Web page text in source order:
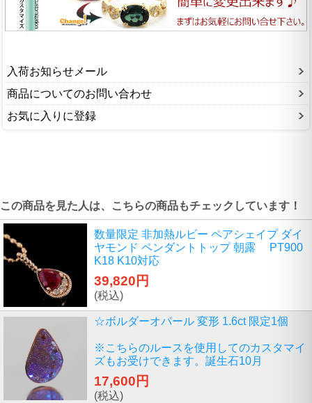
入荷お知らせメール
商品についてのお問い合わせ
お気に入りに登録
この商品を見た人は、こちらの商品もチェックしています！
数量限定 非加熱ルビー ペアシェイプ ダイ
ヤモンド ペンダントトップ 朝露 PT900
K18 K10対応
39,820円
(税込)
☆ボルダーオパール 変形 1.6ct 限定1個
※こちらのルースを使用してのカスタマイ
ズもお受けできます。誕生石10月
17,600円
(税込)